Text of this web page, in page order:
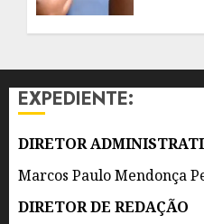
AGOSTO
DE 2026
E
5 DE
AGOSTO
EXPEDIENTE:
DIRETOR
Marcos Paulo Mendonça
DIRETOR DE REDAÇÃO